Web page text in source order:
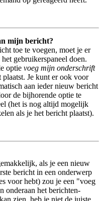
mijn bericht?
toe te voegen, moet je er
gebruikerspaneel doen.
optie voeg mijn onderschrift
plaatst. Je kunt er ook voor
aan ieder nieuw bericht
de bijhorende optie te
(het is nog altijd mogelijk
als je het bericht plaatst).
als je een nieuw
bericht in een onderwerp
voor hebt) zou je een "voeg
onderaan het berichten-